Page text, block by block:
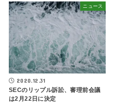
ニュース
2020.12.31
SECのリップル訴訟、審理前会議
は2月22日に決定